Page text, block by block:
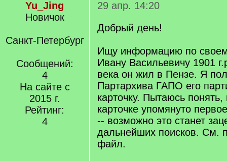
Yu_Jing
Новичок
Санкт-Петербург
Сообщений:
4
На сайте с
2015 г.
Рейтинг:
4
29 апр. 14:20
Добрый день!
Ищу информацию по
Ивану Васильевичу 1901
века он жил в Пензе. Я
Партархива ГАПО его
карточку. Пытаюсь
карточке упомянуто
-- возможно это станет
дальнейших поисков. См.
файл.